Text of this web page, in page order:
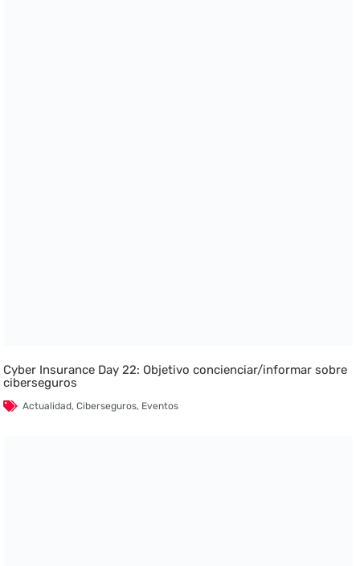
Cyber Insurance Day 22: Objetivo concienciar/informar sobre
ciberseguros
Actualidad,Ciberseguros, Eventos